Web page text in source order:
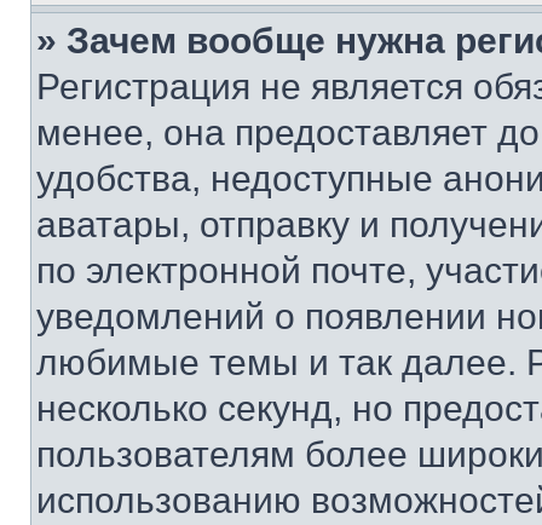
» Зачем вообще нужна
Регистрация не является
менее, она предоставляет
удобства, недоступные
аватары, отправку и
по электронной почте,
уведомлений о появлении
любимые темы и так далее.
несколько секунд, но
пользователям более
использованию